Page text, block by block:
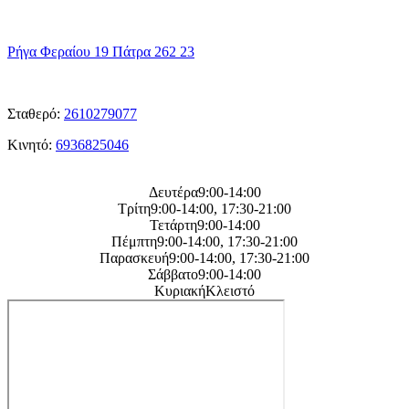
Ρήγα Φεραίου 19 Πάτρα 262 23
Σταθερό: 2610279077
Κινητό: 6936825046
Δευτέρα9:00-14:00
Τρίτη9:00-14:00, 17:30-21:00
Τετάρτη9:00-14:00
Πέμπτη9:00-14:00, 17:30-21:00
Παρασκευή9:00-14:00, 17:30-21:00
Σάββατο9:00-14:00
ΚυριακήΚλειστό